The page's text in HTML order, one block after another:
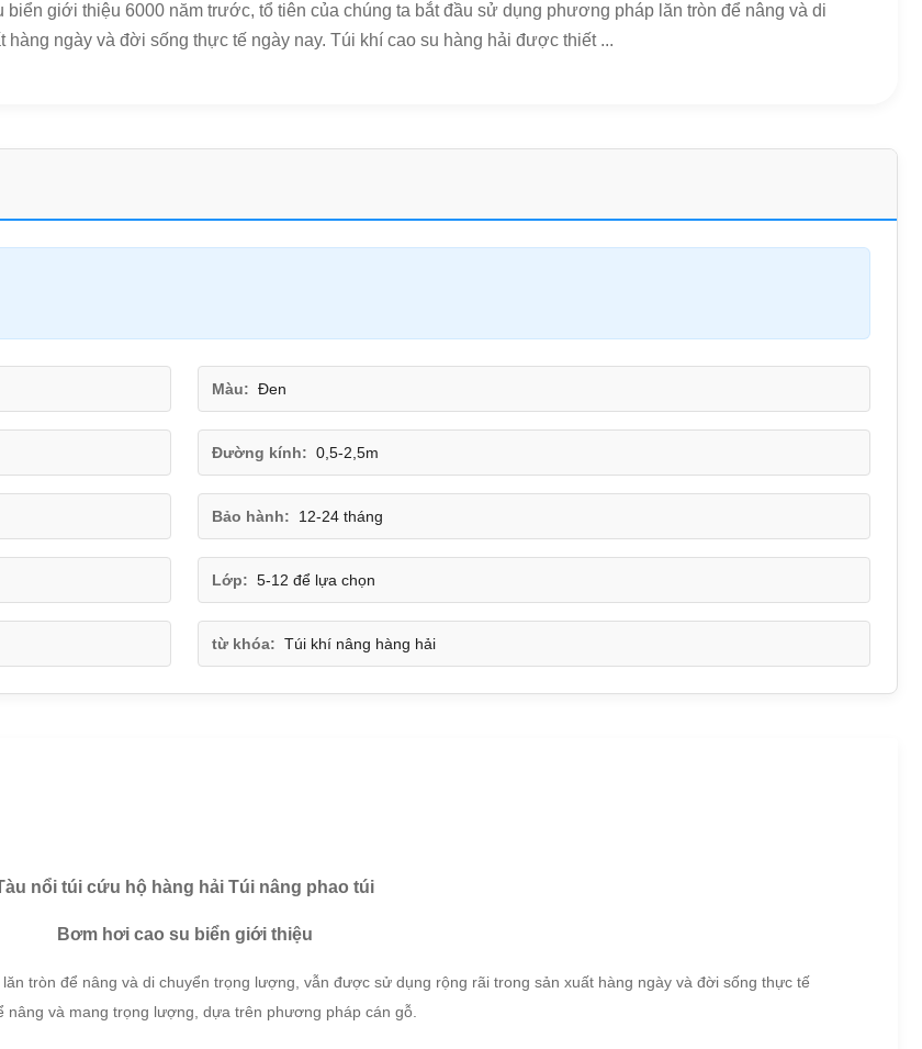
giới thiệu 6000 năm trước, tổ tiên của chúng ta bắt đầu sử dụng phương pháp lăn tròn để nâng và di
ngày và đời sống thực tế ngày nay. Túi khí cao su hàng hải được thiết ...
Màu: Đen
Đường kính: 0,5-2,5m
Bảo hành: 12-24 tháng
Lớp: 5-12 để lựa chọn
từ khóa: Túi khí nâng hàng hải
nổi túi cứu hộ hàng hải Túi nâng phao túi
Bơm hơi cao su biển giới thiệu
tròn để nâng và di chuyển trọng lượng, vẫn được sử dụng rộng rãi trong sản xuất hàng ngày và đời sống thực tế
và mang trọng lượng, dựa trên phương pháp cán gỗ.